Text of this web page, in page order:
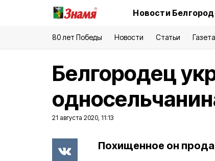
Новости
80 лет Победы Новости Статьи Газета
Белгородец
21 августа 2020, 11:13
Похищенное он